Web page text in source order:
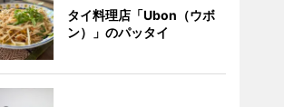
タイ料理店「Ubon（ウボ
ン）」のパッタイ